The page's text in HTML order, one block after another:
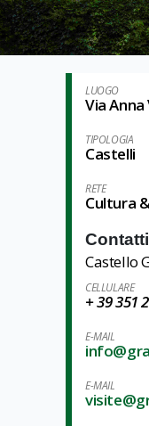
LUOGO
Via
TIPOLOGIA
Castelli
RETE
Cultura
Contatti
Castello
CELLULARE
+ 39 351
E-MAIL
E-MAIL